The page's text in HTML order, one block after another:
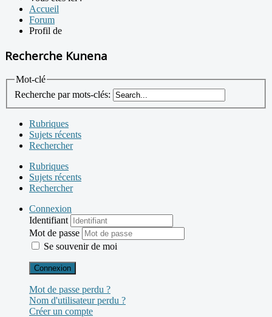
Accueil
Forum
Profil de
Recherche Kunena
Mot-clé
Recherche par mots-clés:
Rubriques
Sujets récents
Rechercher
Rubriques
Sujets récents
Rechercher
Connexion
Identifiant
Mot de passe
Se souvenir de moi
Connexion
Mot de passe perdu ?
Nom d'utilisateur perdu ?
Créer un compte